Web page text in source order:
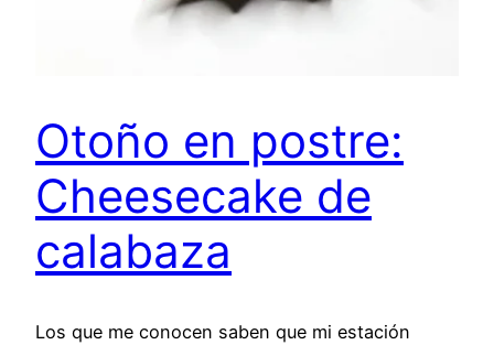
Otoño en postre:
Cheesecake de
calabaza
Los que me conocen saben que mi estación